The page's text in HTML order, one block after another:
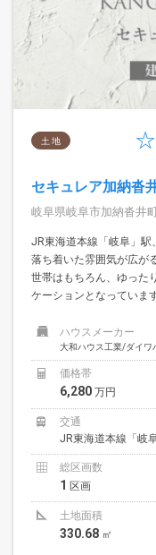
土 地
セキュレア加納沓
岐阜県岐阜市加納沓井
JR東海道本線「岐阜」駅
落ち着いた雰囲気が広が
世帯はもちろん、ゆった
ケーションとなっていま
ハウスメーカー
大和ハウス工業/ダイワ
価格帯
6,280 万円
交通
JR東海道本線「岐
総区画数
1 区画
土地面積
330.68 ㎡